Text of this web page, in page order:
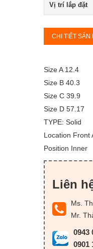
Vị trí lắp đặt
CHI TIẾT SẢN
Size A 12.4
Size B 40.3
Size C 39.9
Size D 57.17
TYPE: Solid
Location Front
Position Inner
Liên
Ms.
Mr.
0943
0901